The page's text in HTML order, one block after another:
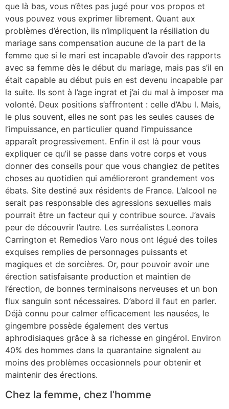
que là bas, vous n’êtes pas jugé pour vos propos et
vous pouvez vous exprimer librement. Quant aux
problèmes d’érection, ils n’impliquent la résiliation du
mariage sans compensation aucune de la part de la
femme que si le mari est incapable d’avoir des rapports
avec sa femme dès le début du mariage, mais pas s’il en
était capable au début puis en est devenu incapable par
la suite. Ils sont à l’age ingrat et j’ai du mal à imposer ma
volonté. Deux positions s’affrontent : celle d’Abu l. Mais,
le plus souvent, elles ne sont pas les seules causes de
l’impuissance, en particulier quand l’impuissance
apparaît progressivement. Enfin il est là pour vous
expliquer ce qu’il se passe dans votre corps et vous
donner des conseils pour que vous changiez de petites
choses au quotidien qui amélioreront grandement vos
ébats. Site destiné aux résidents de France. L’alcool ne
serait pas responsable des agressions sexuelles mais
pourrait être un facteur qui y contribue source. J’avais
peur de découvrir l’autre. Les surréalistes Leonora
Carrington et Remedios Varo nous ont légué des toiles
exquises remplies de personnages puissants et
magiques et de sorcières. Or, pour pouvoir avoir une
érection satisfaisante production et maintien de
l’érection, de bonnes terminaisons nerveuses et un bon
flux sanguin sont nécessaires. D’abord il faut en parler.
Déjà connu pour calmer efficacement les nausées, le
gingembre possède également des vertus
aphrodisiaques grâce à sa richesse en gingérol. Environ
40% des hommes dans la quarantaine signalent au
moins des problèmes occasionnels pour obtenir et
maintenir des érections.
Chez la femme, chez l’homme